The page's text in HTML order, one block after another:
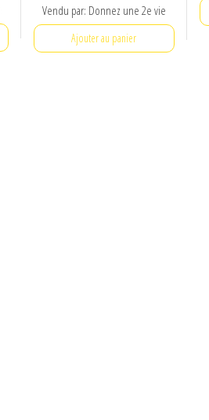
initial
était :
€14,92.
actuel
est :
€10,92.
Vendu par: Donnez une 2e vie
Ajouter au panier